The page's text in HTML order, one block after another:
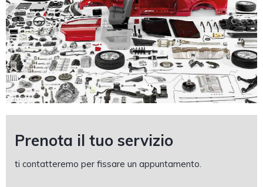
Prenota il tuo servizio
ti contatteremo per fissare un appuntamento.